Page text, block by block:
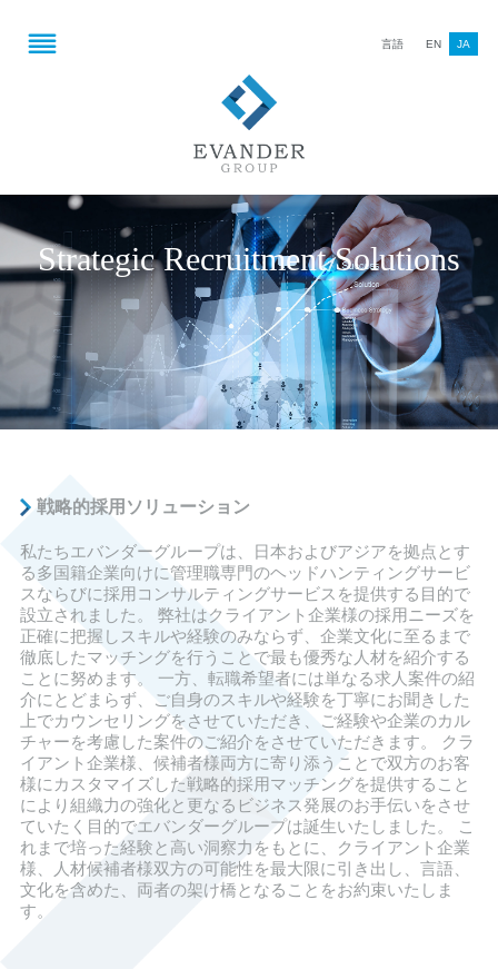
言語 EN JA
Strategic Recruitment Solutions
戦略的採用ソリューション
私たちエバンダーグループは、日本およびアジアを拠点とす
る多国籍企業向けに管理職専門のヘッドハンティングサービ
スならびに採用コンサルティングサービスを提供する目的で
設立されました。 弊社はクライアント企業様の採用ニーズを
正確に把握しスキルや経験のみならず、企業文化に至るまで
徹底したマッチングを行うことで最も優秀な人材を紹介する
ことに努めます。 一方、転職希望者には単なる求人案件の紹
介にとどまらず、ご自身のスキルや経験を丁寧にお聞きした
上でカウンセリングをさせていただき、ご経験や企業のカル
チャーを考慮した案件のご紹介をさせていただきます。 クラ
イアント企業様、候補者様両方に寄り添うことで双方のお客
様にカスタマイズした戦略的採用マッチングを提供すること
により組織力の強化と更なるビジネス発展のお手伝いをさせ
ていたく目的でエバンダーグループは誕生いたしました。 こ
れまで培った経験と高い洞察力をもとに、クライアント企業
様、人材候補者様双方の可能性を最大限に引き出し、言語、
文化を含めた、両者の架け橋となることをお約束いたしま
す。